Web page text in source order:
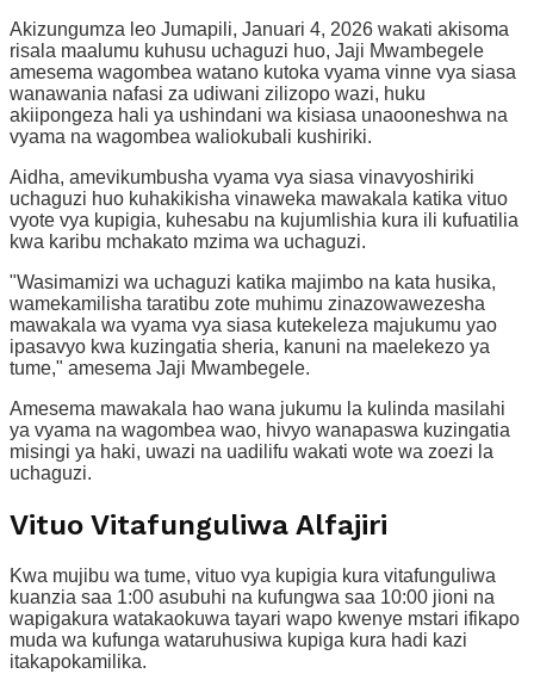
Akizungumza leo Jumapili, Januari 4, 2026 wakati akisoma
risala maalumu kuhusu uchaguzi huo, Jaji Mwambegele
amesema wagombea watano kutoka vyama vinne vya siasa
wanawania nafasi za udiwani zilizopo wazi, huku
akiipongeza hali ya ushindani wa kisiasa unaooneshwa na
vyama na wagombea waliokubali kushiriki.
Aidha, amevikumbusha vyama vya siasa vinavyoshiriki
uchaguzi huo kuhakikisha vinaweka mawakala katika vituo
vyote vya kupigia, kuhesabu na kujumlishia kura ili kufuatilia
kwa karibu mchakato mzima wa uchaguzi.
"Wasimamizi wa uchaguzi katika majimbo na kata husika,
wamekamilisha taratibu zote muhimu zinazowawezesha
mawakala wa vyama vya siasa kutekeleza majukumu yao
ipasavyo kwa kuzingatia sheria, kanuni na maelekezo ya
tume," amesema Jaji Mwambegele.
Amesema mawakala hao wana jukumu la kulinda masilahi
ya vyama na wagombea wao, hivyo wanapaswa kuzingatia
misingi ya haki, uwazi na uadilifu wakati wote wa zoezi la
uchaguzi.
Vituo Vitafunguliwa Alfajiri
Kwa mujibu wa tume, vituo vya kupigia kura vitafunguliwa
kuanzia saa 1:00 asubuhi na kufungwa saa 10:00 jioni na
wapigakura watakaokuwa tayari wapo kwenye mstari ifikapo
muda wa kufunga wataruhusiwa kupiga kura hadi kazi
itakapokamilika.